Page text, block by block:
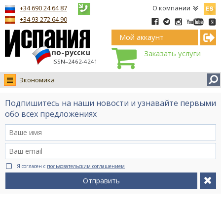
О компании
ISSN–2462-4241
+34 690 24 64 87
+34 93 272 64 90
Мой аккаунт
Заказать услуги
Экономика
Новости
Интервью
Видео Ruso.TV
BCN life
Сервис на немецком
Подпишитесь на наши новости и узнавайте первыми
обо всех предложениях
Я согласен с пользовательским соглашением
Отправить